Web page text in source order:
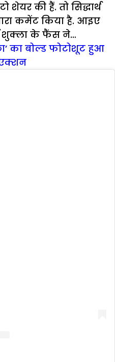
शेयर की हैं. तो सिद्धार्थ
कमेंट किया है. आइए
शुक्ला के फैंस ने…
का बोल्ड फोटोशूट हुआ